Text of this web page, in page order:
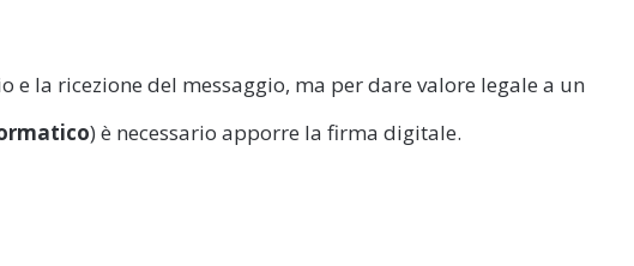
e la ricezione del messaggio, ma per dare valore legale a un
) è necessario apporre la firma digitale.